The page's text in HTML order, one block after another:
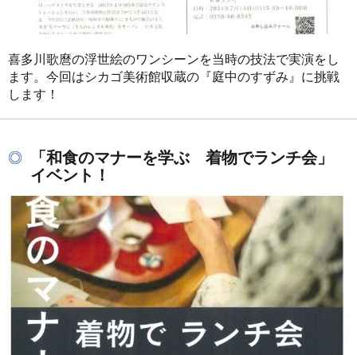
喜多川歌麿の浮世絵のワンシーンを当時の技法で実演をし
ます。今回はシカゴ美術館収蔵の『庭中のすずみ』に挑戦
します！
「和食のマナーを学ぶ 着物でランチ会」
イベント！